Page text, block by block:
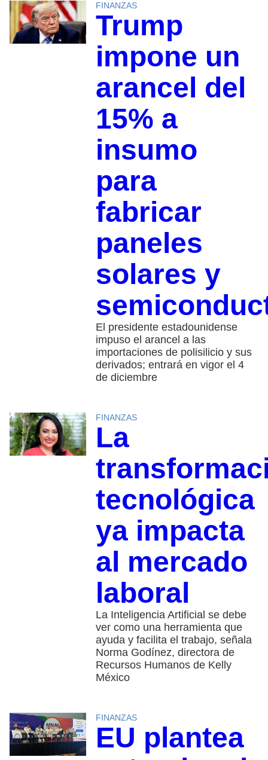
FINANZAS
Trump
impone un
arancel del
15% a
insumo
para
fabricar
paneles
solares y
El presidente estadounidense
impuso el arancel a las
importaciones de polisilicio y sus
derivados; entrará en vigor el 4
de diciembre
FINANZAS
La
tecnológica
ya impacta
al mercado
laboral
La Inteligencia Artificial se debe
ver como una herramienta que
ayuda y facilita el trabajo, señala
Norma Godínez, directora de
Recursos Humanos de Kelly
México
FINANZAS
EU plantea